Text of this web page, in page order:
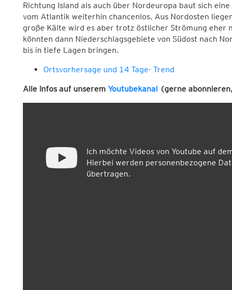
Richtung Island als auch über Nordeuropa baut sich
vom Atlantik weiterhin chancenlos. Aus Nordosten
große Kälte wird es aber trotz östlicher Strömung eher
könnten dann Niederschlagsgebiete von Südost nach
bis in tiefe Lagen bringen.
Ortsvorhersage und 14 Tage- Trend
Alle Infos auf unserem Youtubekanal (gerne
Ich möchte Videos von Youtube auf
Hierbei werden personenbezogene
übertragen.